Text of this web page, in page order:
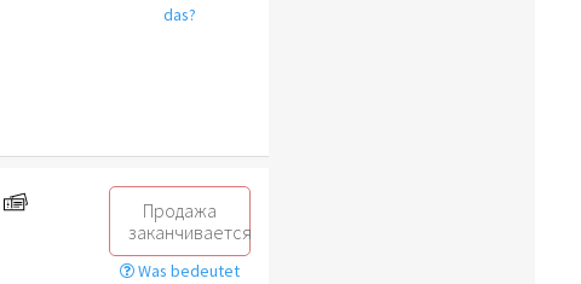
das?
Продажа
заканчивается
Was bedeutet